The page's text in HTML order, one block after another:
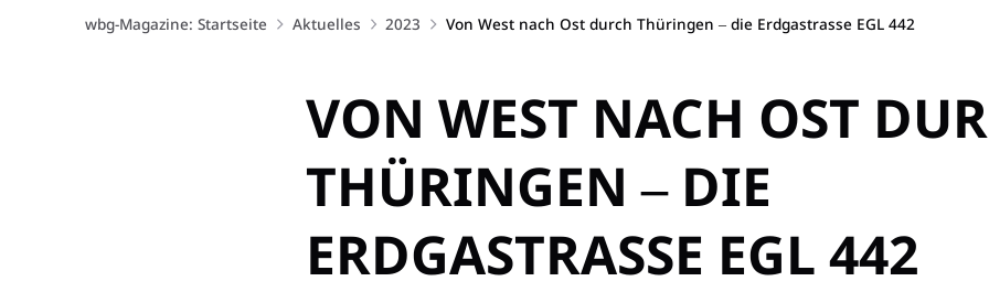
wbg-Magazine: Startseite Aktuelles 2023 Von West nach Ost durch Thüringen ‒ die Erdgastrasse EGL 442
VON WEST NACH OST
THÜRINGEN ‒ DIE
ERDGASTRASSE EGL 442